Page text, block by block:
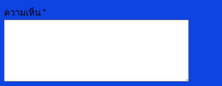
ความเห็น *